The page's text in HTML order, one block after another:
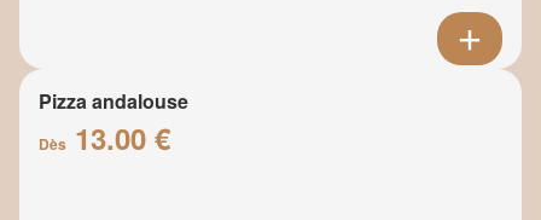
Pizza andalouse
Dès 13.00 €